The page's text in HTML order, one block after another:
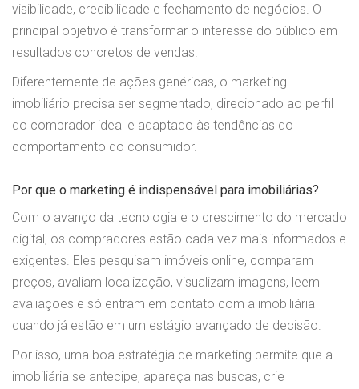
visibilidade, credibilidade e fechamento de negócios. O
principal objetivo é transformar o interesse do público em
resultados concretos de vendas.
Diferentemente de ações genéricas, o marketing
imobiliário precisa ser segmentado, direcionado ao perfil
do comprador ideal e adaptado às tendências do
comportamento do consumidor.
Por que o marketing é indispensável para imobiliárias?
Com o avanço da tecnologia e o crescimento do mercado
digital, os compradores estão cada vez mais informados e
exigentes. Eles pesquisam imóveis online, comparam
preços, avaliam localização, visualizam imagens, leem
avaliações e só entram em contato com a imobiliária
quando já estão em um estágio avançado de decisão.
Por isso, uma boa estratégia de marketing permite que a
imobiliária se antecipe, apareça nas buscas, crie